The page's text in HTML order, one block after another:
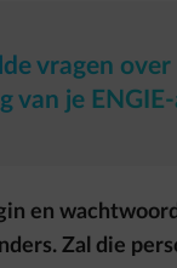
vragen
van je
en
Zal die